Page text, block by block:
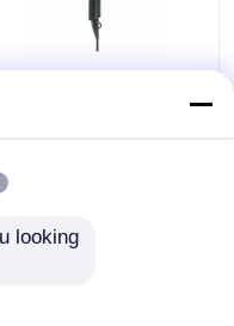
cheveux se
looking